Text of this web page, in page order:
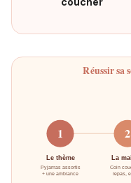
Réussir sa
1
Le thème
Pyjamas assortis
+ une ambiance
2
La
Coin
repas,